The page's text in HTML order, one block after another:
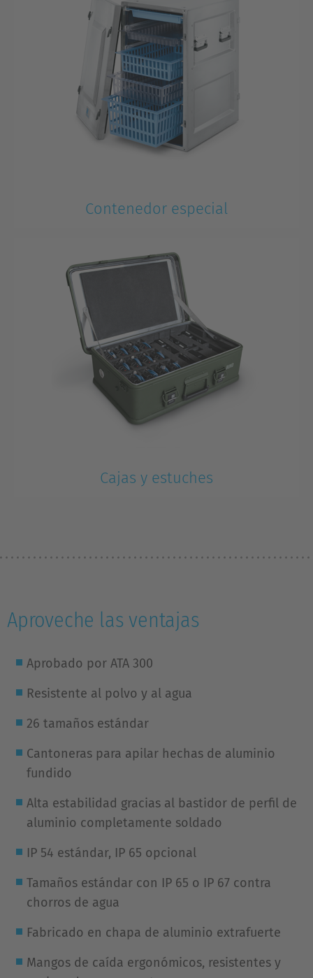
Contenedor especial
Cajas y estuches
Aproveche las ventajas
Aprobado por ATA 300
Resistente al polvo y al agua
26 tamaños estándar
Cantoneras para apilar hechas de aluminio
fundido
Alta estabilidad gracias al bastidor de perfil de
aluminio completamente soldado
IP 54 estándar, IP 65 opcional
Tamaños estándar con IP 65 o IP 67 contra
chorros de agua
Fabricado en chapa de aluminio extrafuerte
Mangos de caída ergonómicos, resistentes y